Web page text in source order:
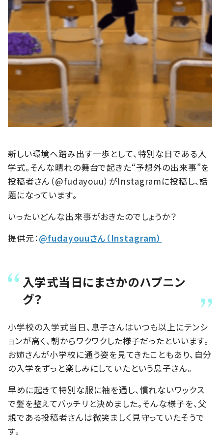
新しい環境へ踏み出す一歩として、特別な日である入
学式。そんな晴れの舞台で起きた“予想外の出来事”を
投稿者さん（@fudayouu）がInstagramに投稿し、話
題になっています。
いったいどんな出来事がおきたのでしょうか？
提供元：@fudayouuさん（Instagram）
入学式当日にまさかのハプニン
グ？
小学校の入学式当日、息子さんはいつも以上にテンシ
ョンが高く、朝からワクワクした様子だったといいます。
お姉さんが小学校に通う姿を見てきたこともあり、自分
の入学をずっと楽しみにしていたという息子さん。
早めに起きて特別な服に袖を通し、慣れないワックス
で髪を整えてバッチリと決めました。そんな様子を、父
親である投稿者さんは微笑ましく見守っていたそうで
す。